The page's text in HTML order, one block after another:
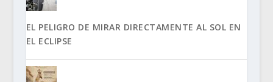
EL PELIGRO DE MIRAR DIRECTAMENTE AL SOL EN
EL ECLIPSE